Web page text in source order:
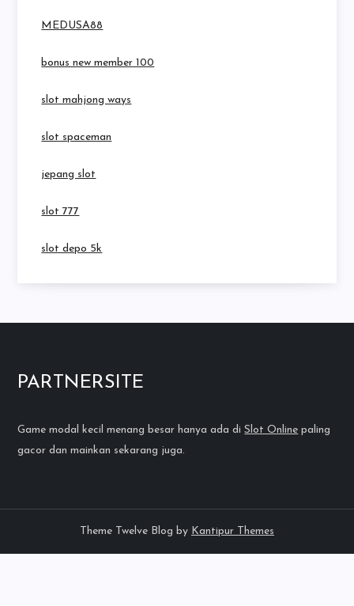
MEDUSA88
bonus new member 100
slot mahjong ways
slot spaceman
jepang slot
slot 777
slot depo 5k
PARTNERSITE
Game modal kecil menang besar hanya ada diSlot Online paling
gacor dan mainkan sekarang juga.
Theme Twelve Blog by Kantipur Themes